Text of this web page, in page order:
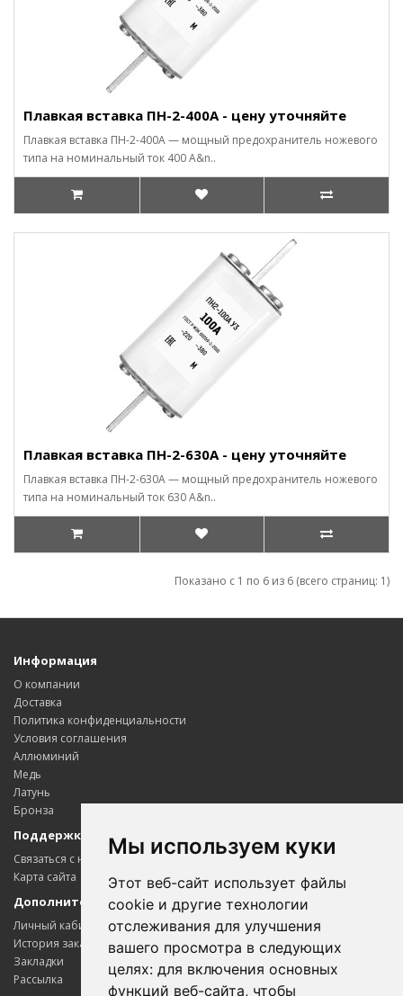
Мы используем куки
Этот веб-сайт использует файлы
cookie и другие технологии
отслеживания для улучшения
вашего просмотра в следующих
целях: для включения основных
функций веб-сайта, чтобы
Плавкая вставка ПН-2-400А - цену уточняйте
Плавкая вставка ПН-2-400А — мощный предохранитель ножевого
типа на номинальный ток 400 А&n..
Плавкая вставка ПН-2-630А - цену уточняйте
Плавкая вставка ПН-2-630А — мощный предохранитель ножевого
типа на номинальный ток 630 А&n..
Показано с 1 по 6 из 6 (всего страниц: 1)
Информация
О компании
Доставка
Политика конфиденциальности
Условия соглашения
Аллюминий
Медь
Латунь
Бронза
Поддержка клиентов
Связаться с нами
Карта сайта
Дополнительно
Личный кабинет
История заказов
Закладки
Рассылка